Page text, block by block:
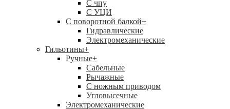
C чпу
С УЦИ
С поворотной балкой+
Гидравлические
Электромеханические
Гильотины+
Ручные+
Сабельные
Рычажные
С ножным приводом
Угловысечные
Электромеханические